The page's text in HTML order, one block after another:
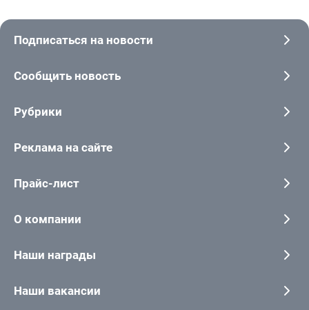
Подписаться на новости
Сообщить новость
Рубрики
Реклама на сайте
Прайс-лист
О компании
Наши награды
Наши вакансии